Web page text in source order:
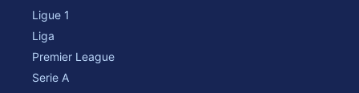
Ligue 1
Liga
Premier League
Serie A